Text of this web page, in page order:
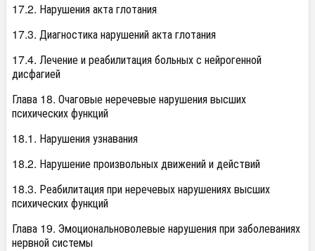
17.2. Нарушения акта глотания
17.3. Диагностика нарушений акта глотания
17.4. Лечение и реабилитация больных с нейрогенной
дисфагией
Глава 18. Очаговые неречевые нарушения высших
психических функций
18.1. Нарушения узнавания
18.2. Нарушение произвольных движений и действий
18.3. Реабилитация при неречевых нарушениях высших
психических функций
Глава 19. Эмоциональноволевые нарушения при заболеваниях
нервной системы